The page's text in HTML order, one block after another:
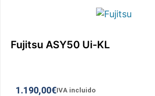
Fujitsu ASY50 Ui-KL
1.190,00€IVA incluido